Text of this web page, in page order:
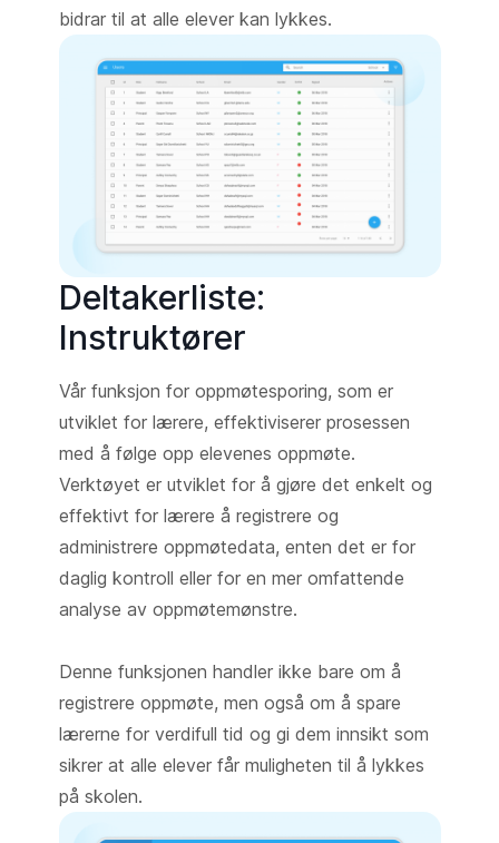
bidrar til at alle elever kan lykkes.
Deltakerliste:
Instruktører
Vår funksjon for oppmøtesporing, som er
utviklet for lærere, effektiviserer prosessen
med å følge opp elevenes oppmøte.
Verktøyet er utviklet for å gjøre det enkelt og
effektivt for lærere å registrere og
administrere oppmøtedata, enten det er for
daglig kontroll eller for en mer omfattende
analyse av oppmøtemønstre.
Denne funksjonen handler ikke bare om å
registrere oppmøte, men også om å spare
lærerne for verdifull tid og gi dem innsikt som
sikrer at alle elever får muligheten til å lykkes
på skolen.